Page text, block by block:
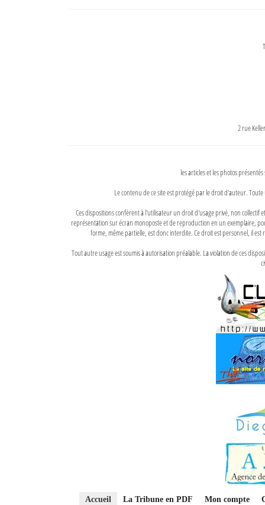
2 rue
les articles et les photos
Le contenu de ce site est protégé par le droit d'auteur.
Ces dispositions confèrent à l'utilisateur un droit d'usage privé, non
représentation sur écran monoposte et de reproduction en un exemplaire,
forme, même partielle, est donc interdite. Ce droit est personnel, il
Tout autre usage est soumis à autorisation préalable. La violation de ces
Accueil La Tribune en PDF Mon compte